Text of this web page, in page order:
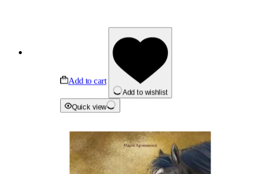
Add to cart
Add to wishlist
Quick view